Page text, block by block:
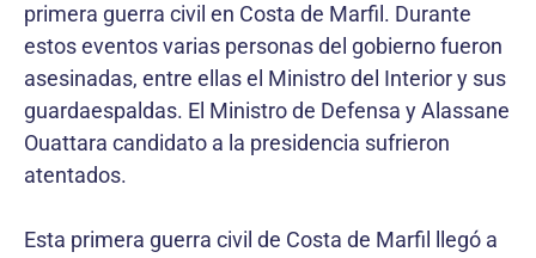
primera guerra civil en Costa de Marfil. Durante
estos eventos varias personas del gobierno fueron
asesinadas, entre ellas el Ministro del Interior y sus
guardaespaldas. El Ministro de Defensa y Alassane
Ouattara candidato a la presidencia sufrieron
atentados.
Esta primera guerra civil de Costa de Marfil llegó a